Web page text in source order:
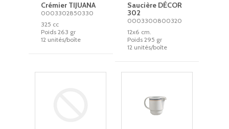
Crémier TIJUANA
0003302850330
325 cc
Poids 263 gr
12 unités/boîte
Saucière DÉCOR
302
0003300800320
12x6 cm.
Poids 295 gr
12 unités/boîte